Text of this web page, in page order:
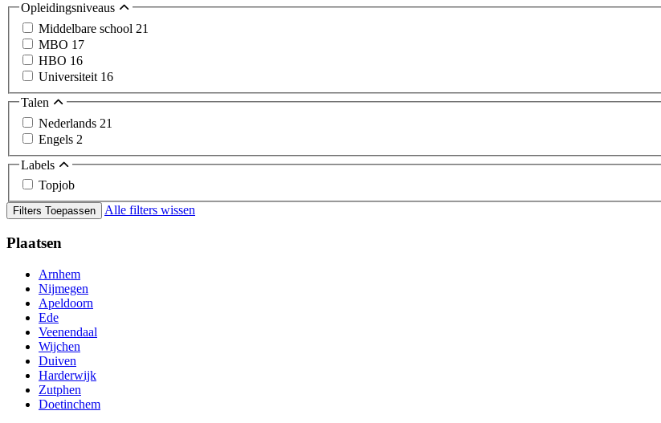
Opleidingsniveaus
Middelbare school 21
MBO 17
HBO 16
Universiteit 16
Talen
Nederlands 21
Engels 2
Labels
Topjob
Filters Toepassen Alle filters wissen
Plaatsen
Arnhem
Nijmegen
Apeldoorn
Ede
Veenendaal
Wijchen
Duiven
Harderwijk
Zutphen
Doetinchem